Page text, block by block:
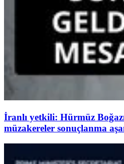
İranlı yetkili: Hürmüz
müzakereler sonuçlanma